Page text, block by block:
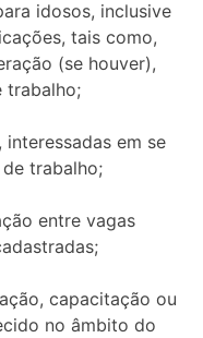
idosos, inclusive
tais como,
(se houver),
trabalho;
interessadas em se
trabalho;
entre vagas
capacitação ou
no âmbito do